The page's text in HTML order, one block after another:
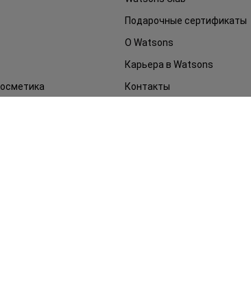
Подарочные сертификаты
О Watsons
Карьера в Watsons
Контакты